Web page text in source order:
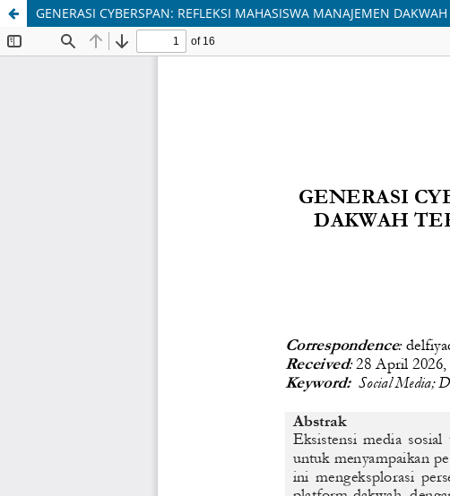
GENERASI CYBERSPAN: REFLEKSI MAHASISWA MANAJEMEN